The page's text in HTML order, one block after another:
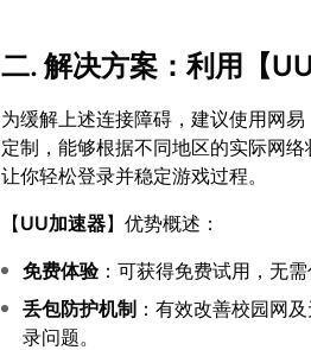
二. 解决方案：利用【
为缓解上述连接障碍，建议使用网易
定制，能够根据不同地区的实际网
让你轻松登录并稳定游戏过程。
【UU加速器】优势概述：
免费体验：可获得免费试用，无需
丢包防护机制 ：有效改善校园网
录问题。